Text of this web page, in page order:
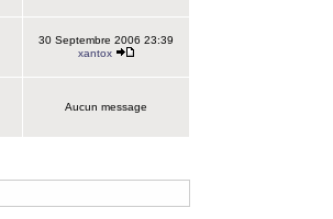
30 Septembre 2006 23:39
xantox
Aucun message